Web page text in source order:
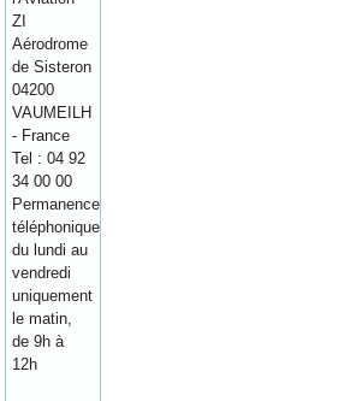
ZI
Aérodrome
de Sisteron
04200
VAUMEILH
- France
Tel : 04 92
34 00 00
Permanence
téléphonique
du lundi au
vendredi
uniquement
le matin,
de 9h à
12h